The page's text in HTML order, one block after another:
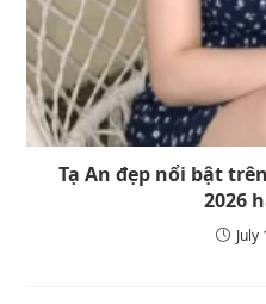
Tạ An đẹp nổi bật
2026
July